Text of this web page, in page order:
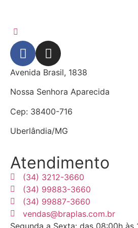
Avenida Brasil, 1838
Nossa Senhora Aparecida
Cep: 38400-716
Uberlândia/MG
Atendimento
(34) 3212-3660
(34) 99883-3660
(34) 99887-3660
vendas@braplas.com.br
Segunda a Sexta: das 08:00h às